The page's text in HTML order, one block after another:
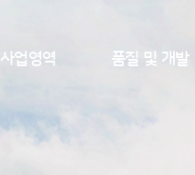
사업영역 품질 및 개발